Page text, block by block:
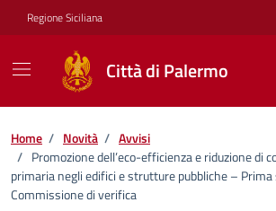
Vai ai contenuti
Vai al footer
Regione Siciliana
Città di Palermo
Home / Novità / Avvisi
/ Promozione dell’eco-efficienza e riduzione di
primaria negli edifici e strutture pubbliche – Prima
Commissione di verifica